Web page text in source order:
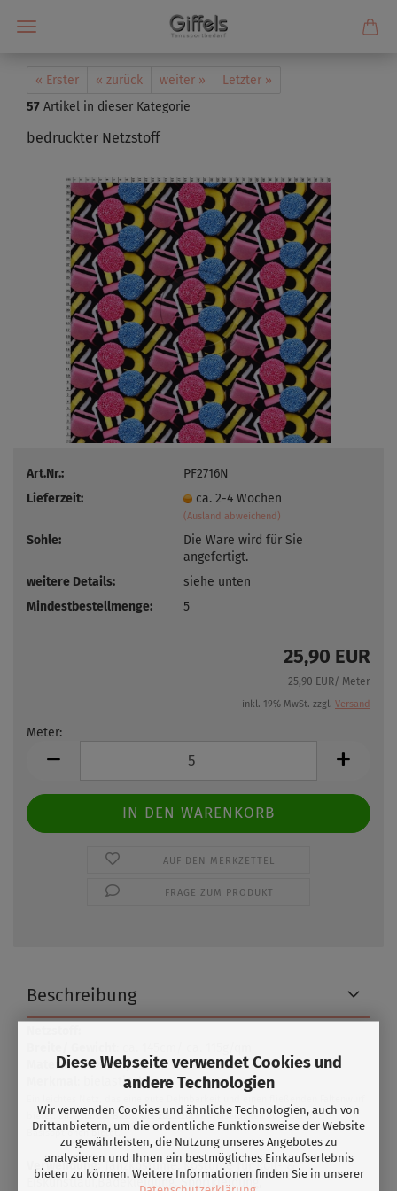
Diese Webseite verwendet Cookies und
andere Technologien
Wir verwenden Cookies und ähnliche Technologien, auch von
Drittanbietern, um die ordentliche Funktionsweise der Website
zu gewährleisten, die Nutzung unseres Angebotes zu
analysieren und Ihnen ein bestmögliches Einkaufserlebnis
bieten zu können. Weitere Informationen finden Sie in unserer
« Erster « zurück weiter »
Letzter »
57 Artikel in dieser Kategorie
bedruckter Netzstoff
Art.Nr.:
PF2716N
Lieferzeit:
ca. 2-4 Wochen
(Ausland abweichend)
Sohle:
Die Ware wird für Sie
angefertigt.
weitere Details:
siehe unten
Mindestbestellmenge:
5
25,90 EUR
25,90 EUR/ Meter
inkl. 19% MwSt. zzgl. Versand
Meter:
AUF DEN MERKZETTEL
FRAGE ZUM PRODUKT
Beschreibung
Material:83% Polyester/ 17% Elasthan
: bielastisch
bietet. Eine subtile Basis, die zusätzliche Vielseitigkeit zu unseren
Basisoptionen bietet.
Verwendung:Tanzkostüme, Kostüme für Roll- &
Eiskunstlauf,Badekleidung, Sportkleidung,